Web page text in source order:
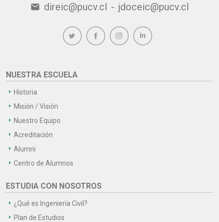
email direic@pucv.cl - jdoceic@pucv.cl
NUESTRA ESCUELA
Historia
Misión / Visión
Nuestro Equipo
Acreditación
Alumni
Centro de Alumnos
ESTUDIA CON NOSOTROS
¿Qué es Ingeniería Civil?
Plan de Estudios